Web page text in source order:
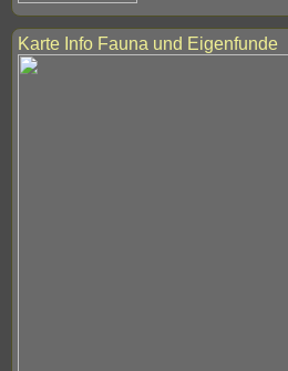
Karte Info Fauna und Eigenfunde